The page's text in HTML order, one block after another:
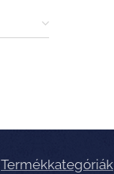
Termékkategóriák